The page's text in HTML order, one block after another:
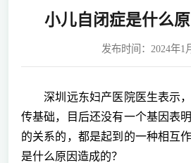
小儿自闭症是什么原
发布时间：2024年1
深圳远东妇产医院医生表示，
传基础，目后还没有一个基因表
的关系的，都是起到的一种相互
是什么原因造成的？